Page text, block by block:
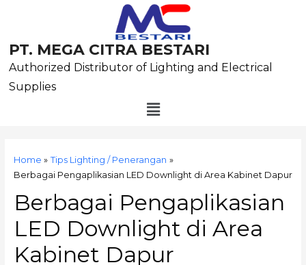
PT. MEGA CITRA BESTARI
Authorized Distributor of Lighting and Electrical
Supplies
Menu
Home
Tips Lighting / Penerangan
Berbagai Pengaplikasian LED Downlight di Area Kabinet Dapur
Berbagai Pengaplikasian
LED Downlight di Area
Kabinet Dapur